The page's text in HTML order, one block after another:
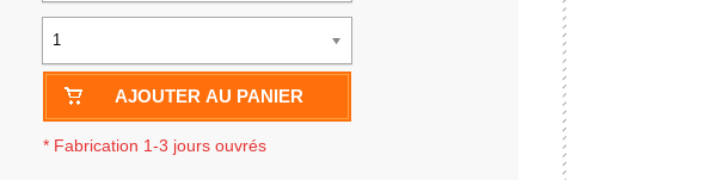
1
AJOUTER AU PANIER
* Fabrication 1-3 jours ouvrés